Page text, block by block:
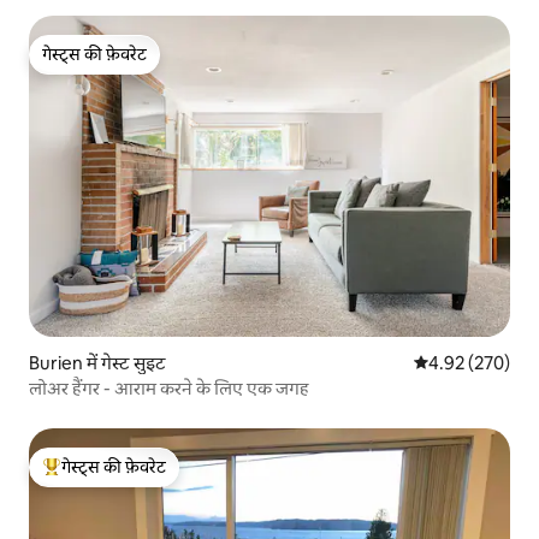
गेस्ट्स की फ़ेवरेट
गेस्ट्स की फ़ेवरेट
Burien में गेस्ट सुइट औसत रेटिंग 5 में से
4.92 (270)
लोअर हैंगर - आराम करने के लिए एक जगह
गेस्ट्स का टॉप फ़ेवरेट
गेस्ट्स की फ़ेवरेट